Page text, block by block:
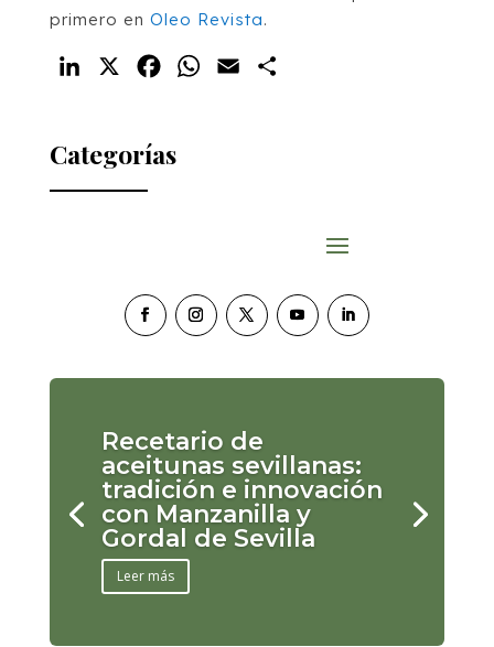
primero en Oleo Revista.
LinkedIn FacebookWhatsApp
Email
Categorías
Recetario de
aceitunas sevillanas:
tradición e innovación
con Manzanilla y
Gordal de Sevilla
Leer más